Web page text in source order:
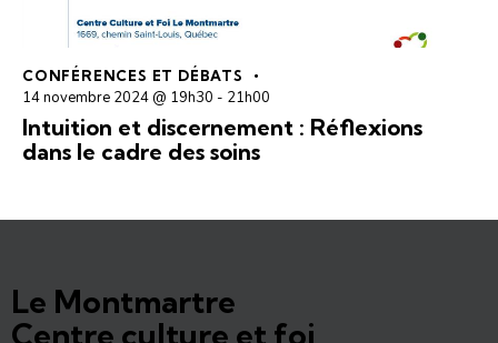
CONFÉRENCES ET DÉBATS
14 novembre 2024 @ 19h30 - 21h00
Intuition et discernement : Réflexions
dans le cadre des soins
Le Montmartre
Centre culture et foi